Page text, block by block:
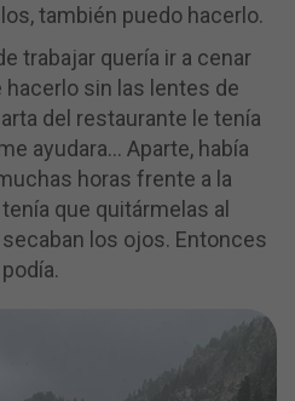
también puedo hacerlo.
trabajar quería ir a cenar
sin las lentes de
del restaurante le tenía
ayudara... Aparte, había
horas frente a la
que quitármelas al
los ojos. Entonces